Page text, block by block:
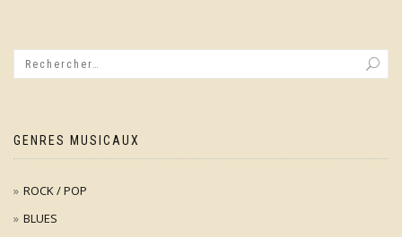
GENRES MUSICAUX
ROCK / POP
BLUES